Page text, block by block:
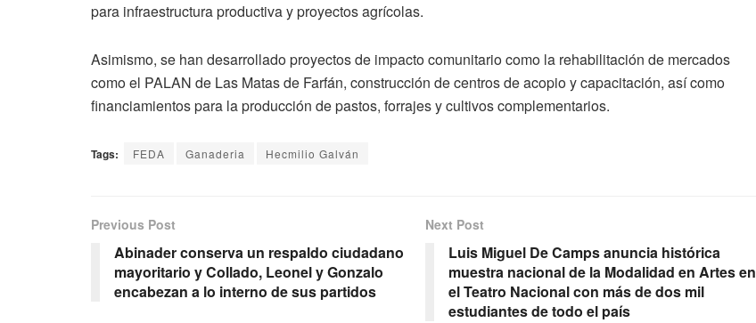
para infraestructura productiva y proyectos agrícolas.
Asimismo, se han desarrollado proyectos de impacto comunitario como la rehabilitación de mercados
como el PALAN de Las Matas de Farfán, construcción de centros de acopio y capacitación, así como
financiamientos para la producción de pastos, forrajes y cultivos complementarios.
Tags: FEDA Ganaderia Hecmilio Galván
Previous Post
Abinader conserva un respaldo ciudadano
mayoritario y Collado, Leonel y Gonzalo
encabezan a lo interno de sus partidos
Next Post
Luis Miguel De Camps anuncia histórica
muestra nacional de la Modalidad en Artes en
el Teatro Nacional con más de dos mil
estudiantes de todo el país